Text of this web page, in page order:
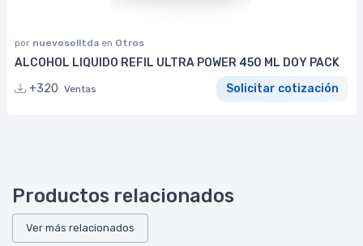
por nuevosolltda en Otros
ALCOHOL LIQUIDO REFIL ULTRA POWER 450 ML DOY PACK
+320 Ventas Solicitar cotización
Productos relacionados
Ver más relacionados